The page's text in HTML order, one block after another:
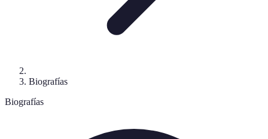
Biografías
Biografías